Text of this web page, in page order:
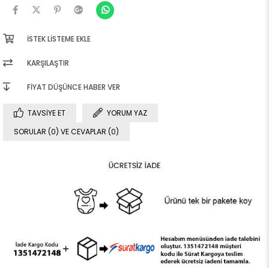
İSTEK LISTEME EKLE
KARŞILAŞTIR
FIYAT DÜŞÜNCE HABER VER
TAVSIYE ET
YORUM YAZ
SORULAR (0) VE CEVAPLAR (0)